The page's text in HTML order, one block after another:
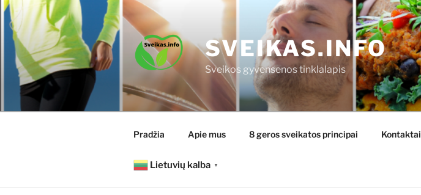
Eiti
prie
turinio
SVEIKAS.INFO
Sveikos gyvensenos tinklalapis
Pradžia Apie mus 8 geros sveikatos principai Kontaktai
Lietuvių kalba ▼